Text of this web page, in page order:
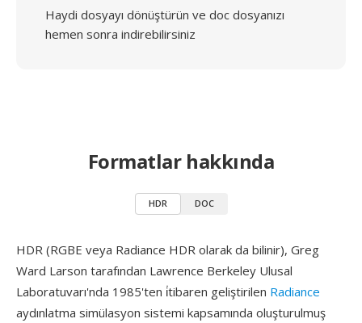
Haydi dosyayı dönüştürün ve doc dosyanızı
hemen sonra indirebilirsiniz
Formatlar hakkında
HDR DOC
HDR (RGBE veya Radiance HDR olarak da bilinir), Greg
Ward Larson tarafından Lawrence Berkeley Ulusal
Laboratuvarı'nda 1985'ten i̇tibaren geliştirilen Radiance
aydınlatma simülasyon sistemi kapsamında oluşturulmuş